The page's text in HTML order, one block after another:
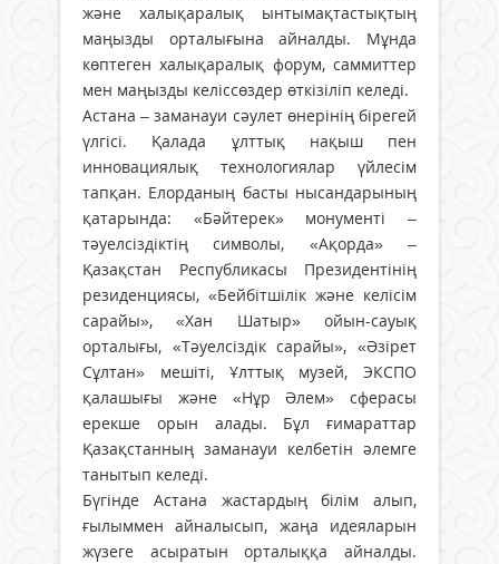
және халықаралық ынтымақтастықтың
маңызды орталығына айналды. Мұнда
көптеген халықаралық форум, саммиттер
мен маңызды келіссөздер өткізіліп келеді.
Астана – заманауи сәулет өнерінің бірегей
үлгісі. Қалада ұлттық нақыш пен
инновациялық технологиялар үйлесім
тапқан. Елорданың басты нысандарының
қатарында: «Бәйтерек» монументі –
тәуелсіздіктің символы, «Ақорда» –
Қазақстан Республикасы Президентінің
резиденциясы, «Бейбітшілік және келісім
сарайы», «Хан Шатыр» ойын-сауық
орталығы, «Тәуелсіздік сарайы», «Әзірет
Сұлтан» мешіті, Ұлттық музей, ЭКСПО
қалашығы және «Нұр Әлем» сферасы
ерекше орын алады. Бұл ғимараттар
Қазақстанның заманауи келбетін әлемге
танытып келеді.
Бүгінде Астана жастардың білім алып,
ғылыммен айналысып, жаңа идеяларын
жүзеге асыратын орталыққа айналды.